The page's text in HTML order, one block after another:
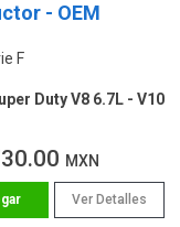
- OEM
F
Duty V8 6.7L - V10
MXN
Ver Detalles